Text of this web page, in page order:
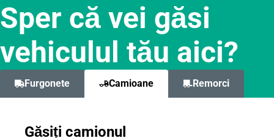
Sper că vei găsi
vehiculul tău aici?
Furgonete Camioane Remorci
Găsiți camionul